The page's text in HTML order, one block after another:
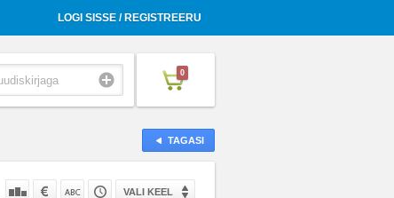
LOGI SISSE / REGISTREERU
0
TAGASI
VALI KEEL